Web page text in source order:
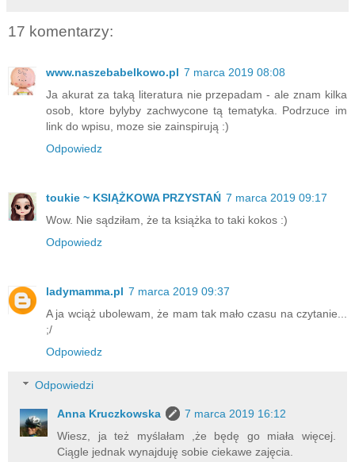
17 komentarzy:
www.naszebabelkowo.pl 7 marca 2019 08:08
Ja akurat za taką literatura nie przepadam - ale znam kilka
osob, ktore bylyby zachwycone tą tematyka. Podrzuce im
link do wpisu, moze sie zainspirują :)
Odpowiedz
toukie ~ KSIĄŻKOWA PRZYSTAŃ 7 marca 2019 09:17
Wow. Nie sądziłam, że ta książka to taki kokos :)
Odpowiedz
ladymamma.pl 7 marca 2019 09:37
A ja wciąż ubolewam, że mam tak mało czasu na czytanie...
;/
Odpowiedz
Odpowiedzi
Anna Kruczkowska
7 marca 2019 16:12
Wiesz, ja też myślałam ,że będę go miała więcej.
Ciągle jednak wynajduję sobie ciekawe zajęcia.